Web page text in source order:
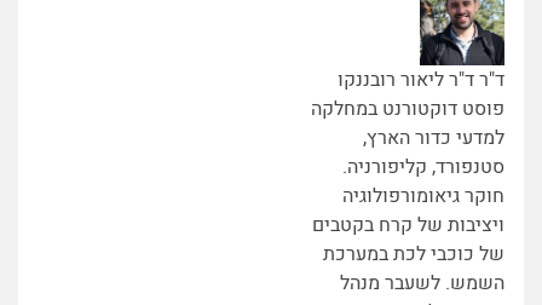
ד"ר ד"ר ליאור רובננקו
פוסט דוקטורנט במחלקה
למדעי כדור הארץ,
סטנפורד, קליפורניה.
חוקר גיאומורפולוגיה
ויציבות של קרח בקטבים
של כוכבי לכת במערכת
השמש. לשעבר מנהל